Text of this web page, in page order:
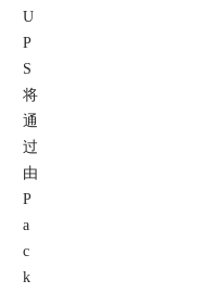
U
P
S
将
通
过
由
P
a
c
k